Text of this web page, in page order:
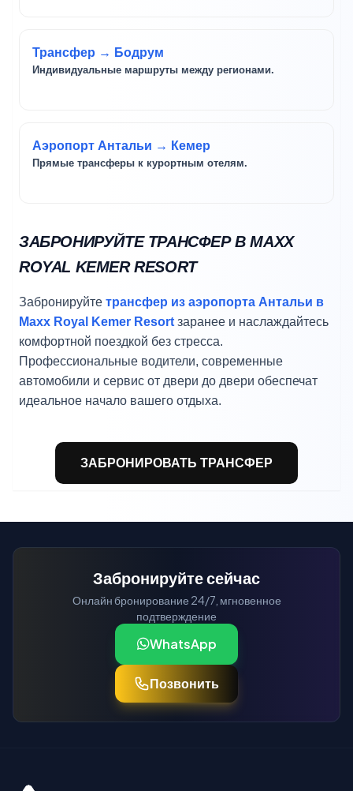
Трансфер → Бодрум
Индивидуальные маршруты между регионами.
Аэропорт Антальи → Кемер
Прямые трансферы к курортным отелям.
ЗАБРОНИРУЙТЕ ТРАНСФЕР В MAXX
ROYAL KEMER RESORT
Забронируйте трансфер из аэропорта Антальи в
Maxx Royal Kemer Resortзаранее и наслаждайтесь
комфортной поездкой без стресса.
Профессиональные водители, современные
автомобили и сервис от двери до двери обеспечат
идеальное начало вашего отдыха.
ЗАБРОНИРОВАТЬ ТРАНСФЕР
Забронируйте сейчас
Онлайн бронирование 24/7, мгновенное
подтверждение
WhatsApp
Позвонить